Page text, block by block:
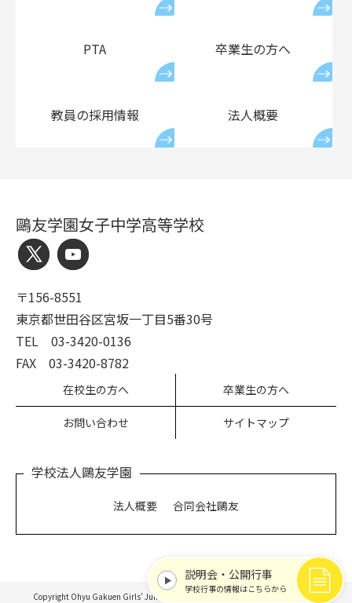
PTA 卒業生の方へ
教員の採用情報 法人概要
鷗友学園女子中学高等学校
〒156-8551
東京都世田谷区宮坂一丁目5番30号
TEL 03-3420-0136
FAX 03-3420-8782
在校生の方へ 卒業生の方へ
お問い合わせ サイトマップ
学校法人鷗友学園
法人概要 合同会社鷗友
Copyright Ohyu Gakuen Girls’ Junior and Senior High School All rights reserved.
説明会・公開行事
学校行事の情報はこちらから